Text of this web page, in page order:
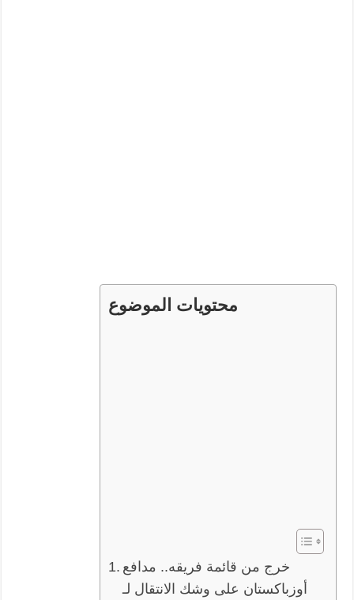
محتويات الموضوع
خرج من قائمة فريقه.. مدافع
أوزباكستان على وشك الانتقال لـ